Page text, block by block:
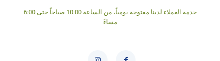
خدمة العملاء لدينا مفتوحة يومياً، من الساعة 10:00 صباحاً حتى 6:00
مساءً